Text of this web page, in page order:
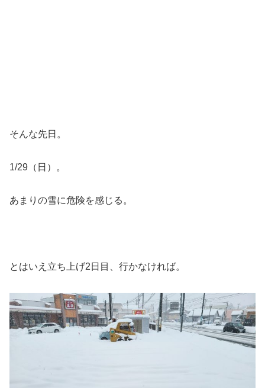
そんな先日。
1/29（日）。
あまりの雪に危険を感じる。
とはいえ立ち上げ2日目、行かなければ。